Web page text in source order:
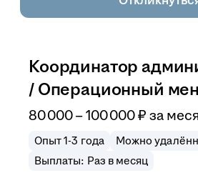
Координатор
/ Операционный
80 000–100 000₽ за
Опыт 1-3 года
Можно
Выплаты: Раз в месяц